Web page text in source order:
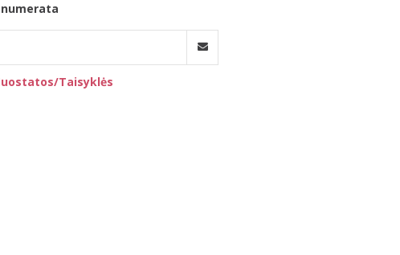
Taisyklės